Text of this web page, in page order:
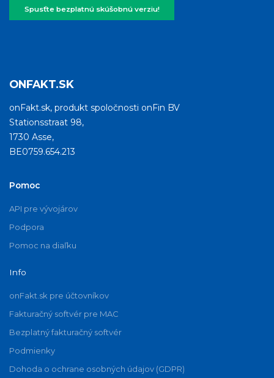
Spusťte bezplatnú skúšobnú verziu!
ONFAKT.SK
onFakt.sk, produkt spoločnosti onFin BV
Stationsstraat 98,
1730 Asse,
BE0759.654.213
Pomoc
API pre vývojárov
Podpora
Pomoc na diaľku
Info
onFakt.sk pre účtovníkov
Fakturačný softvér pre MAC
Bezplatný fakturačný softvér
Podmienky
Dohoda o ochrane osobných údajov (GDPR)